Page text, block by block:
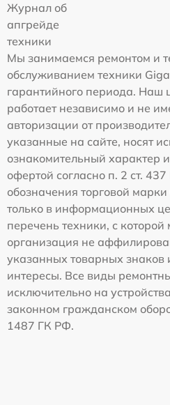
Журнал об
апгрейде
техники
Мы занимаемся ремонтом и
обслуживанием техники
гарантийного периода. Наш
работает независимо и не
авторизации от
указанные на сайте, носят
ознакомительный характер
офертой согласно п. 2 ст.
обозначения торговой
только в информационных
перечень техники, с
организация не
указанных товарных знаков
интересы. Все виды
исключительно на
законном гражданском
1487 ГК РФ.